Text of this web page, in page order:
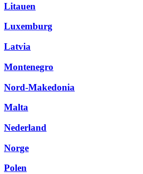
Litauen
Luxemburg
Latvia
Montenegro
Nord-Makedonia
Malta
Nederland
Norge
Polen